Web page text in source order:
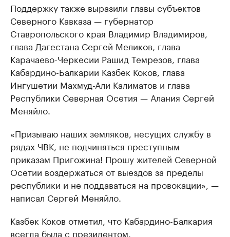
Поддержку также выразили главы субъектов
Северного Кавказа — губернатор
Ставропольского края Владимир Владимиров,
глава Дагестана Сергей Меликов, глава
Карачаево-Черкесии Рашид Темрезов, глава
Кабардино-Балкарии Казбек Коков, глава
Ингушетии Махмуд-Али Калиматов и глава
Республики Северная Осетия — Алания Сергей
Меняйло.
«Призываю наших земляков, несущих службу в
рядах ЧВК, не подчиняться преступным
приказам Пригожина! Прошу жителей Северной
Осетии воздержаться от выездов за пределы
республики и не поддаваться на провокации», —
написал Сергей Меняйло.
Казбек Коков отметил, что Кабардино-Балкария
всегда была с президентом.